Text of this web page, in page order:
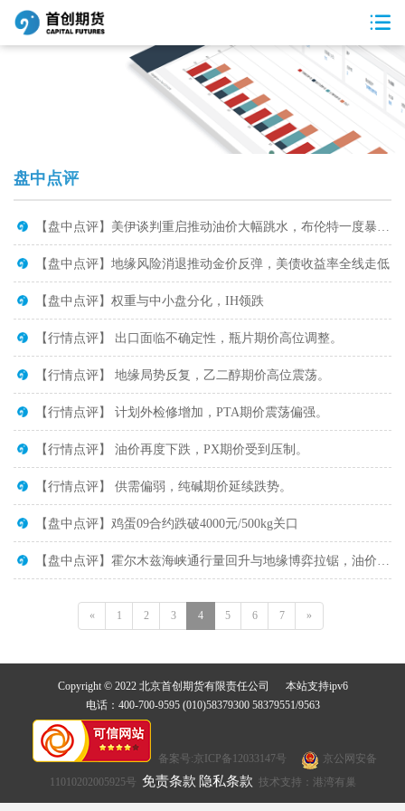
盘中点评
【盘中点评】美伊谈判重启推动油价大幅跳水，布伦特一度暴跌超7%
【盘中点评】地缘风险消退推动金价反弹，美债收益率全线走低
【盘中点评】权重与中小盘分化，IH领跌
【行情点评】 出口面临不确定性，瓶片期价高位调整。
【行情点评】 地缘局势反复，乙二醇期价高位震荡。
【行情点评】 计划外检修增加，PTA期价震荡偏强。
【行情点评】 油价再度下跌，PX期价受到压制。
【行情点评】 供需偏弱，纯碱期价延续跌势。
【盘中点评】鸡蛋09合约跌破4000元/500kg关口
【盘中点评】霍尔木兹海峡通行量回升与地缘博弈拉锯，油价回落
« 1 2 3 4 5 6 7 »
Copyright © 2022 北京首创期货有限责任公司 本站支持ipv6
电话：400-700-9595 (010)58379300 58379551/9563
备案号:京ICP备12033147号
京公网安备
11010202005925号 免责条款 隐私条款 技术支持：港湾有巢